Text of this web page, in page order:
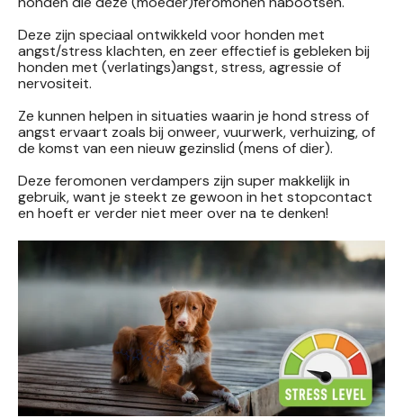
Deze zijn speciaal ontwikkeld voor honden met
angst/stress klachten, en zeer effectief is gebleken bij
honden met (verlatings)angst, stress, agressie of
nervositeit.
Ze kunnen helpen in situaties waarin je hond stress of
angst ervaart zoals bij onweer, vuurwerk, verhuizing, of
de komst van een nieuw gezinslid (mens of dier).
Deze feromonen verdampers zijn super makkelijk in
gebruik, want je steekt ze gewoon in het stopcontact
en hoeft er verder niet meer over na te denken!